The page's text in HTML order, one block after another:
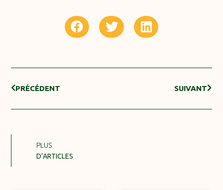
PRÉCÉDENT SUIVANT
PLUS
D’ARTICLES